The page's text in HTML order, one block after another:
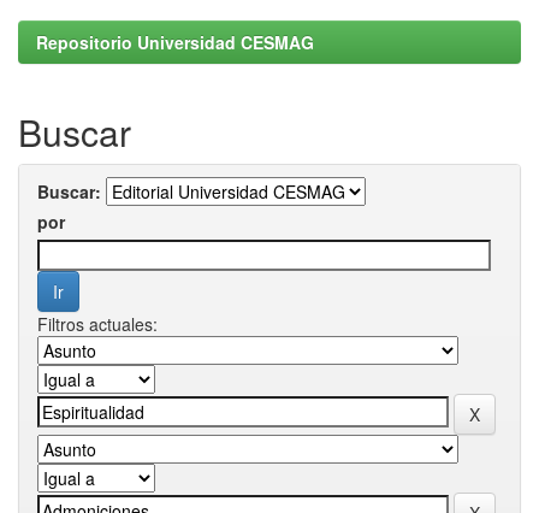
Repositorio Universidad CESMAG
Buscar
Buscar:
por
Filtros actuales: